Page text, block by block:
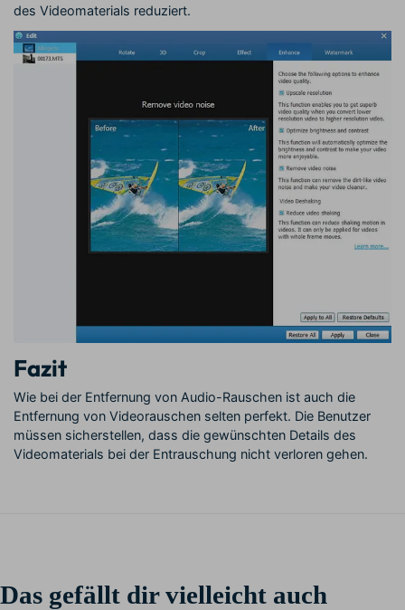
des Videomaterials reduziert.
Fazit
Wie bei der Entfernung von Audio-Rauschen ist auch die
Entfernung von Videorauschen selten perfekt. Die Benutzer
müssen sicherstellen, dass die gewünschten Details des
Videomaterials bei der Entrauschung nicht verloren gehen.
Das gefällt dir vielleicht auch